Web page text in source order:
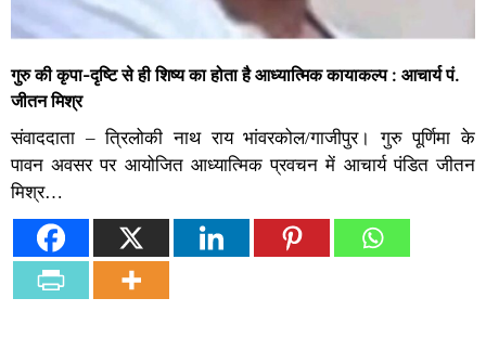
गुरु की कृपा-दृष्टि से ही शिष्य का होता है आध्यात्मिक कायाकल्प : आचार्य पं.
जीतन मिश्र
संवाददाता – त्रिलोकी नाथ राय भांवरकोल/गाजीपुर। गुरु पूर्णिमा के
पावन अवसर पर आयोजित आध्यात्मिक प्रवचन में आचार्य पंडित जीतन
मिश्र…